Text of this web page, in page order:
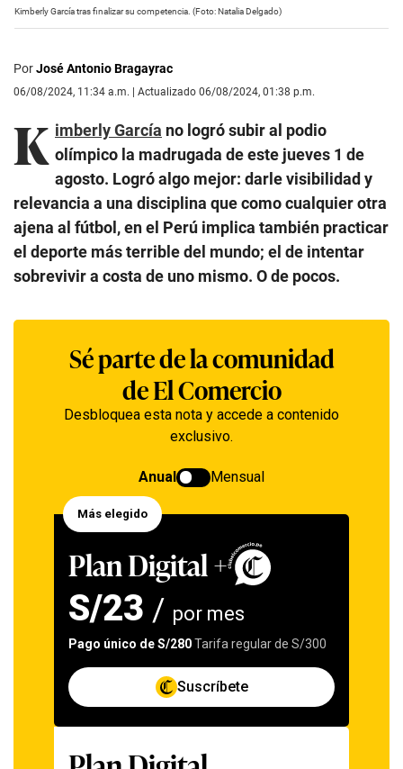
Kimberly García tras finalizar su competencia. (Foto: Natalia Delgado)
PorJosé Antonio Bragayrac
06/08/2024, 11:34 a.m. | Actualizado 06/08/2024, 01:38 p.m.
K imberly García no logró subir al podio
olímpico la madrugada de este jueves 1 de
agosto. Logró algo mejor: darle visibilidad y
relevancia a una disciplina que como cualquier otra
ajena al fútbol, en el Perú implica también practicar
el deporte más terrible del mundo; el de intentar
sobrevivir a costa de uno mismo. O de pocos.